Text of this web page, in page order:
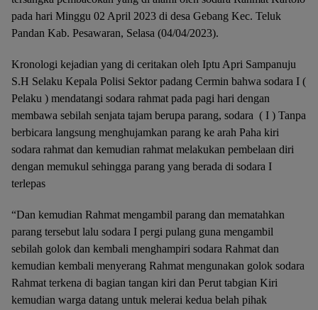
pada hari Minggu 02 April 2023 di desa Gebang Kec. Teluk
Pandan Kab. Pesawaran, Selasa (04/04/2023).
Kronologi kejadian yang di ceritakan oleh Iptu Apri Sampanuju
S.H Selaku Kepala Polisi Sektor padang Cermin bahwa sodara I (
Pelaku ) mendatangi sodara rahmat pada pagi hari dengan
membawa sebilah senjata tajam berupa parang, sodara ( I ) Tanpa
berbicara langsung menghujamkan parang ke arah Paha kiri
sodara rahmat dan kemudian rahmat melakukan pembelaan diri
dengan memukul sehingga parang yang berada di sodara I
terlepas
“Dan kemudian Rahmat mengambil parang dan mematahkan
parang tersebut lalu sodara I pergi pulang guna mengambil
sebilah golok dan kembali menghampiri sodara Rahmat dan
kemudian kembali menyerang Rahmat mengunakan golok sodara
Rahmat terkena di bagian tangan kiri dan Perut tabgian Kiri
kemudian warga datang untuk melerai kedua belah pihak